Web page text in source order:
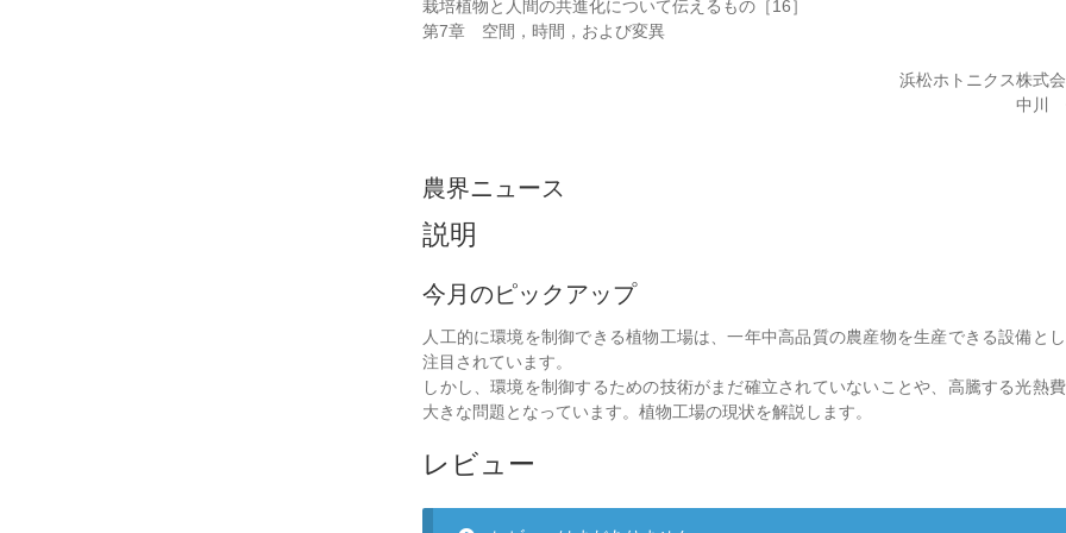
栽培植物と人間の共進化について伝えるもの［16］
第7章 空間，時間，および変異
浜松ホトニクス株式
中川
農界ニュース
説明
今月のピックアップ
人工的に環境を制御できる植物工場は、一年中高品質の農産物を生産できる設備と
注目されています。
しかし、環境を制御するための技術がまだ確立されていないことや、高騰する光熱
大きな問題となっています。植物工場の現状を解説します。
レビュー